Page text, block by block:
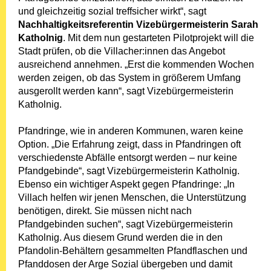
und gleichzeitig sozial treffsicher wirkt“, sagt
Nachhaltigkeitsreferentin Vizebürgermeisterin Sarah
Katholnig. Mit dem nun gestarteten Pilotprojekt will die
Stadt prüfen, ob die Villacher:innen das Angebot
ausreichend annehmen. „Erst die kommenden Wochen
werden zeigen, ob das System in größerem Umfang
ausgerollt werden kann“, sagt Vizebürgermeisterin
Katholnig.
Pfandringe, wie in anderen Kommunen, waren keine
Option. „Die Erfahrung zeigt, dass in Pfandringen oft
verschiedenste Abfälle entsorgt werden – nur keine
Pfandgebinde“, sagt Vizebürgermeisterin Katholnig.
Ebenso ein wichtiger Aspekt gegen Pfandringe: „In
Villach helfen wir jenen Menschen, die Unterstützung
benötigen, direkt. Sie müssen nicht nach
Pfandgebinden suchen“, sagt Vizebürgermeisterin
Katholnig. Aus diesem Grund werden die in den
Pfandolin-Behältern gesammelten Pfandflaschen und
Pfanddosen der Arge Sozial übergeben und damit